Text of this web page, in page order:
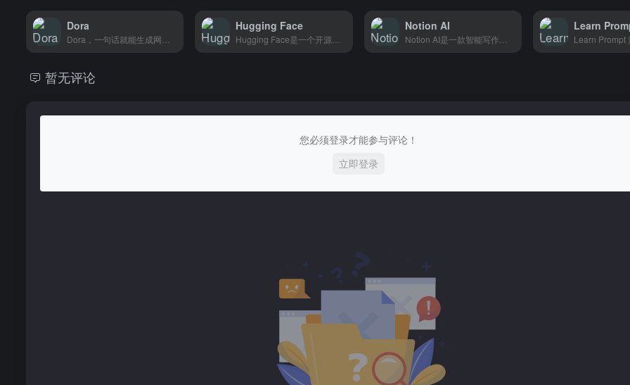
Dora Hugging Face Notion AI Learn
暂无评论
您必须登录才能参与评论！
立即登录